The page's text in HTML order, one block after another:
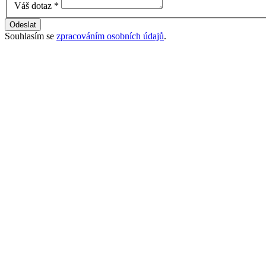
Váš dotaz *
Odeslat
Souhlasím se zpracováním osobních údajů.